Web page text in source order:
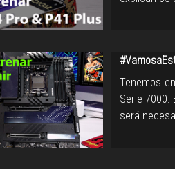
Tenemos
Serie 7000.
será